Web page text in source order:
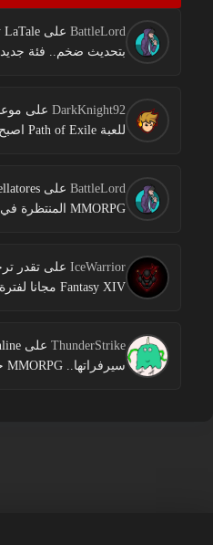
BattleLord على
بتحديث ضخم.. فئة
DarkKnight92 على
للعبة Path of Exile اصبح معروفا
BattleLord على
IceWarrior على
ThunderStrike على
سيرفراتها.. MMORPG جديدة بنمط 2D